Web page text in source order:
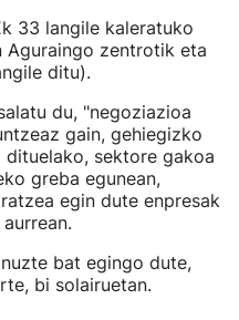
33 langile kaleratuko
zentrotik eta
ditu).
du, "negoziazioa
gain, gehiegizko
sektore gakoa
greba egunean,
egin dute enpresak
bat egingo dute,
bi solairuetan.